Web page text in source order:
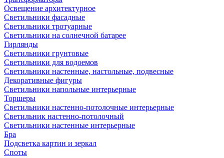
Освещение архитектурное
Светильники фасадные
Светильники тротуарные
Светильники на солнечной батарее
Гирлянды
Светильники грунтовые
Светильники для водоемов
Светильники настенные, настольные, подвесные
Декоративные фигуры
Светильники напольные интерьерные
Торшеры
Светильники настенно-потолочные интерьерные
Светильник настенно-потолочный
Светильники настенные интерьерные
Бра
Подсветка картин и зеркал
Споты